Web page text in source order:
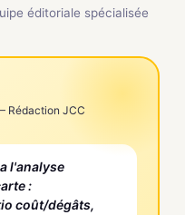
éditoriale spécialisée
Rédaction JCC
l'analyse
:
coût/dégâts,